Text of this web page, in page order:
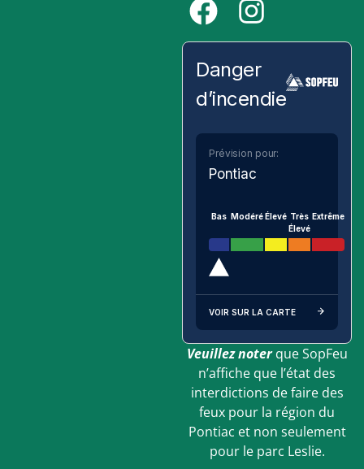
Danger
d’incendie
Prévision pour:
Pontiac
Bas ModéréÉlevé Très
Élevé
Extrême
VOIR SUR LA CARTE
Veuillez noter que SopFeu
n’affiche que l’état des
interdictions de faire des
feux pour la région du
Pontiac et non seulement
pour le parc Leslie.